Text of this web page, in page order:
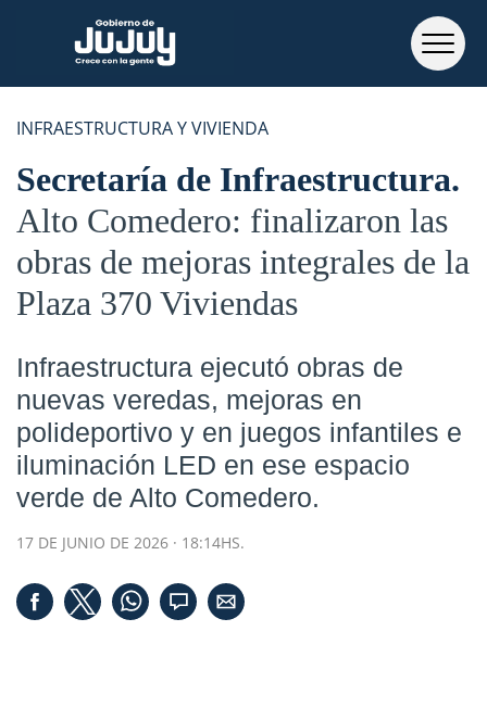
INFRAESTRUCTURA Y VIVIENDA
Secretaría de Infraestructura
Alto Comedero: finalizaron las
obras de mejoras integrales de la
Plaza 370 Viviendas
Infraestructura ejecutó obras de
nuevas veredas, mejoras en
polideportivo y en juegos infantiles e
iluminación LED en ese espacio
verde de Alto Comedero.
17 DE JUNIO DE 2026 · 18:14HS.